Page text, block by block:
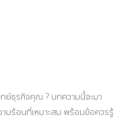
ย์ธุรกิจคุณ ? บทความนี้จะมา
มร้อนที่เหมาะสม พร้อมข้อควรรู้